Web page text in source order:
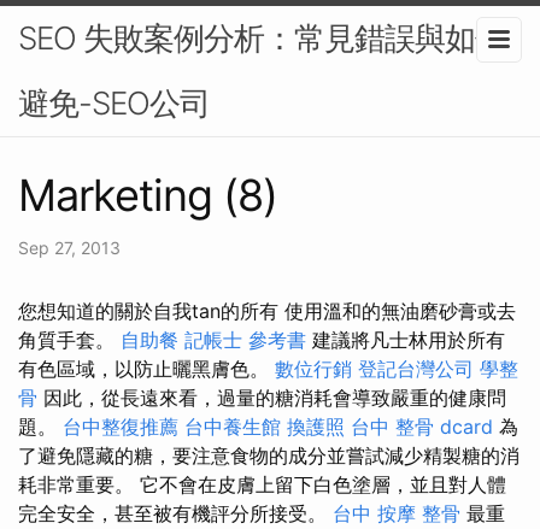
SEO 失敗案例分析：常見錯誤與如何
避免-SEO公司
Marketing (8)
Sep 27, 2013
您想知道的關於自我tan的所有 使用溫和的無油磨砂膏或去
角質手套。 自助餐 記帳士 參考書 建議將凡士林用於所有
有色區域，以防止曬黑膚色。 數位行銷 登記台灣公司 學整
骨 因此，從長遠來看，過量的糖消耗會導致嚴重的健康問
題。 台中整復推薦 台中養生館 換護照 台中 整骨 dcard 為
了避免隱藏的糖，要注意食物的成分並嘗試減少精製糖的消
耗非常重要。 它不會在皮膚上留下白色塗層，並且對人體
完全安全，甚至被有機評分所接受。 台中 按摩 整骨 最重